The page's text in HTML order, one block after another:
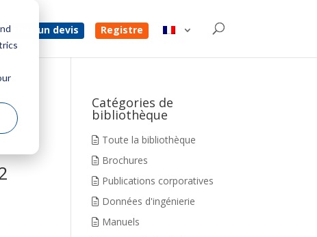
un devis Registre
Catégories de
bibliothèque
Toute la bibliothèque
Brochures
Publications corporatives
Données d'ingénierie
Manuels